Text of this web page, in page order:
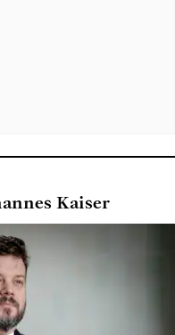
Kaiser